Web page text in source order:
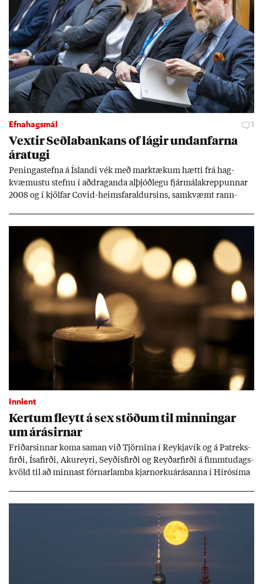
Efnahagsmál 1
Vext­ir Seðla­bank­ans of lág­ir und­an­farna
ára­tugi
Pen­inga­stefna á Ís­landi vék með mark­tæk­um hætti frá hag­
kvæm­ustu stefnu í að­drag­anda al­þjóð­legu fjár­málakrepp­unn­ar
2008 og í kjöl­far Covid-heims­far­ald­urs­ins, sam­kvæmt rann­
Innlent
Kert­um fleytt á sex stöð­um til minn­ing­ar
um árás­irn­ar
Frið­arsinn­ar koma sam­an við Tjörn­ina í Reykja­vík og á Pat­reks­
firði, Ísa­firði, Ak­ur­eyri, Seyð­is­firði og Reyð­ar­firði á fimmtu­dags­
kvöld til að minn­ast fórn­ar­lamba kjarn­orku­árás­anna í Hírósíma